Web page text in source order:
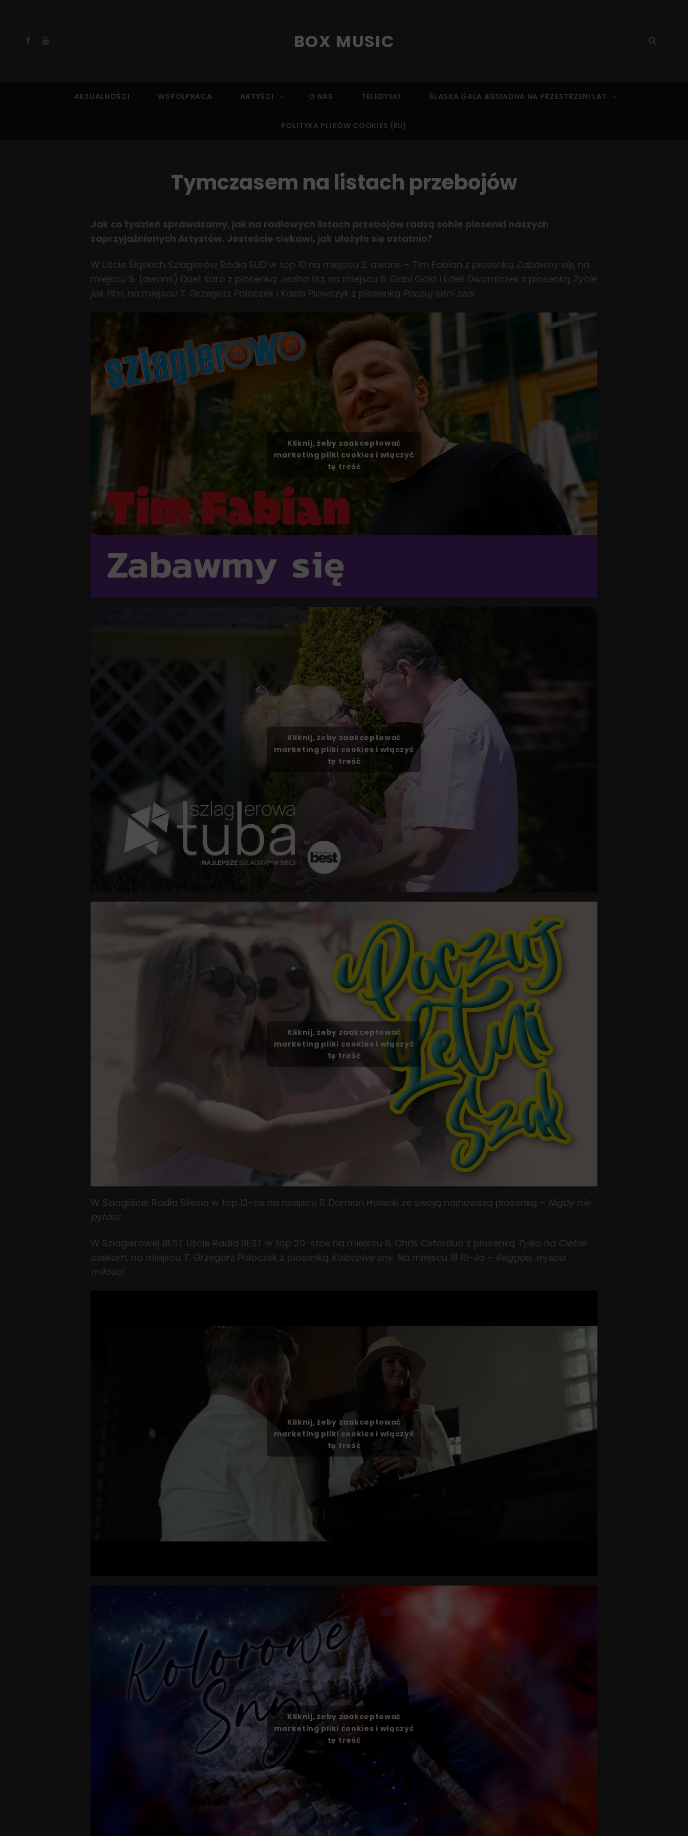
Facebook
YouTube BOX MUSIC
Search
AKTUALNOŚCI WSPÓŁPRACA ARTYŚCI O NAS TELEDYSKI ŚLĄSKA GALA BIESIADNA NA PRZESTRZENI LAT
POLITYKA PLIKÓW COOKIES (EU)
Tymczasem na listach przebojów
Jak co tydzień sprawdzamy, jak na radiowych listach przebojów radzą sobie piosenki naszych
zaprzyjaźnionych Artystów. Jesteście ciekawi, jak ułożyło się ostatnio?
W Liście Śląskich Szlagierów Radia SUD w top 10 na miejscu 2. awans – Tim Fabian z piosenką Zabawny się, na
miejscu 5. (awans) Duet Karo z piosenką Jedna łza, na miejscu 6. Gabi Gold i Edek Dworniczek z piosenką Życie
jak film, na miejscu 7. Grzegorz Poloczek i Kasia Piowczyk z piosenką Poczuj letni szał.
Kliknij, żeby zaakceptować
marketing pliki cookies i włączyć
tę treść
Kliknij, żeby zaakceptować
marketing pliki cookies i włączyć
tę treść
Kliknij, żeby zaakceptować
marketing pliki cookies i włączyć
tę treść
W Szlagliście Radia Silesia w top 12-ce na miejscu 11. Damian Holecki ze swoją najnowszą piosenką – Nigdy nie
pytasz.
W Szlagierowej BEST Liście Radia BEST w top 20-stce na miejscu 6. Chris Oxforduo z piosenką Tylko na Ciebie
czekam, na miejscu 7. Grzegorz Poloczek z piosenką Kolorowe sny. Na miejscu 18 Ri-Jo – Reggae, wyspa
miłości.
Kliknij, żeby zaakceptować
marketing pliki cookies i włączyć
tę treść
Kliknij, żeby zaakceptować
marketing pliki cookies i włączyć
tę treść